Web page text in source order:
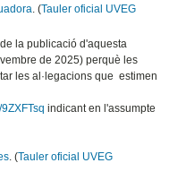
. (Tauler oficial UVEG
la publicació d'aquesta
de 2025) perquè les
les al·legacions que estimen
indicant en l'assumpte
. (Tauler oficial UVEG